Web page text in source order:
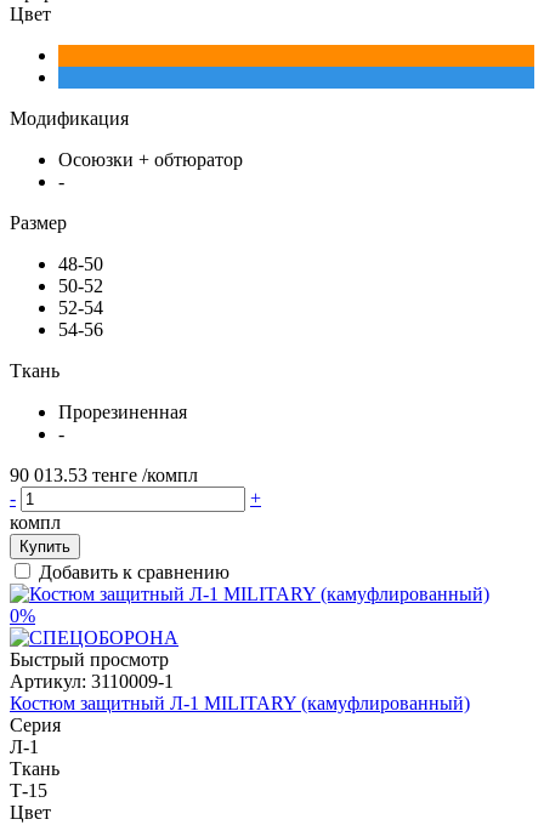
Цвет
Модификация
Осоюзки + обтюратор
-
Размер
48-50
50-52
52-54
54-56
Ткань
Прорезиненная
-
90 013.53 тенге /компл
-
+
компл
Купить
Добавить к сравнению
0%
Быстрый просмотр
Артикул: 3110009-1
Костюм защитный Л-1 MILITARY (камуфлированный)
Серия
Л-1
Ткань
Т-15
Цвет